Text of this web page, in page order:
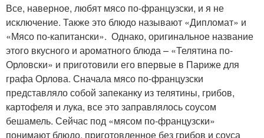
Все, наверное, любят мясо по-французски, и я не
исключение. Также это блюдо называют «Дипломат» и
«Мясо по-капитански». Однако, оригинальное название
этого вкусного и ароматного блюда – «Телятина по-
Орловски» и приготовили его впервые в Париже для
графа Орлова. Сначала мясо по-французски
представляло собой запеканку из телятины, грибов,
картофеля и лука, все это заправлялось соусом
бешамель. Сейчас под «мясом по-французски»
понимают блюдо, приготовленное без грибов и соуса